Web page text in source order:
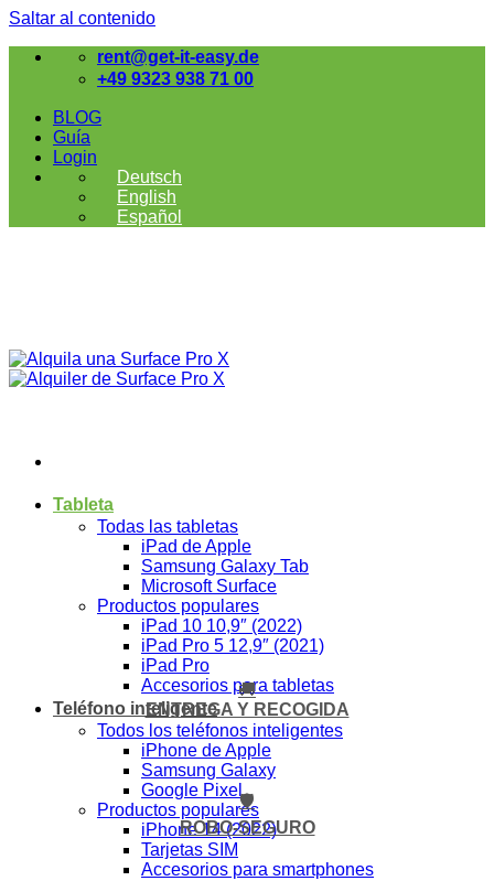
Saltar al contenido
rent@get-it-easy.de
+49 9323 938 71 00
BLOG
Guía
Login
Deutsch
English
Español
Tableta
Todas las tabletas
iPad de Apple
Samsung Galaxy Tab
Microsoft Surface
Productos populares
iPad 10 10,9″ (2022)
iPad Pro 5 12,9″ (2021)
iPad Pro
Accesorios para tabletas
Teléfono inteligente
Todos los teléfonos inteligentes
iPhone de Apple
Samsung Galaxy
Google Pixel
Productos populares
iPhone 14 (2022)
Tarjetas SIM
Accesorios para smartphones
🚚
ENTREGA Y RECOGIDA
🛡️
ROBO-SEGURO